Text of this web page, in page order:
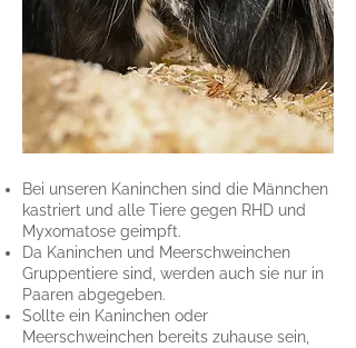
Bei unseren Kaninchen sind die Männchen
kastriert und alle Tiere gegen RHD und
Myxomatose geimpft.
Da Kaninchen und Meerschweinchen
Gruppentiere sind, werden auch sie nur in
Paaren abgegeben.
Sollte ein Kaninchen oder
Meerschweinchen bereits zuhause sein,